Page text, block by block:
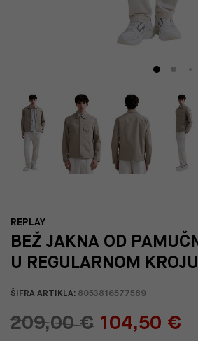
REPLAY
BEŽ JAKNA OD
U REGULARNOM KROJU
ŠIFRA ARTIKLA: 8053816577589
209,00 € 104,50 €